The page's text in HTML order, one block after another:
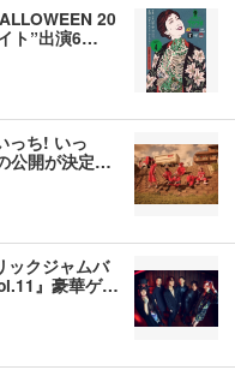
20
ト”出演6…
っち! いっ
公開が決定…
ックジャムバ
』豪華ゲ…